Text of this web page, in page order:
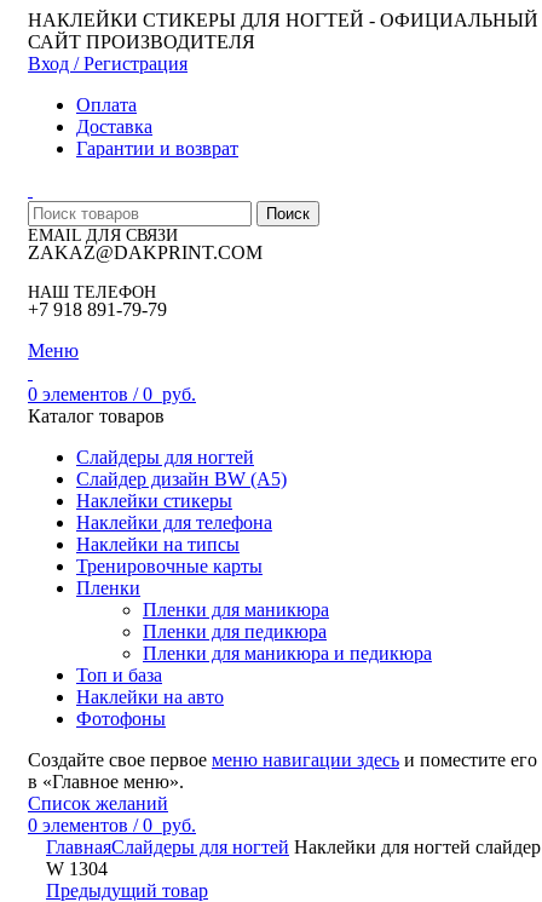
НАКЛЕЙКИ СТИКЕРЫ ДЛЯ НОГТЕЙ - ОФИЦИАЛЬНЫЙ
САЙТ ПРОИЗВОДИТЕЛЯ
Вход / Регистрация
Оплата
Доставка
Гарантии и возврат
Поиск
EMAIL ДЛЯ СВЯЗИ
ZAKAZ@DAKPRINT.COM
НАШ ТЕЛЕФОН
+7 918 891-79-79
Меню
0 элементов / 0 руб.
Каталог товаров
Слайдеры для ногтей
Слайдер дизайн BW (A5)
Наклейки стикеры
Наклейки для телефона
Наклейки на типсы
Тренировочные карты
Пленки
Пленки для маникюра
Пленки для педикюра
Пленки для маникюра и педикюра
Топ и база
Наклейки на авто
Фотофоны
Создайте свое первое меню навигации здесь и поместите его
в «Главное меню».
Список желаний
0 элементов / 0 руб.
ГлавнаяСлайдеры для ногтей Наклейки для ногтей
W 1304
Предыдущий товар